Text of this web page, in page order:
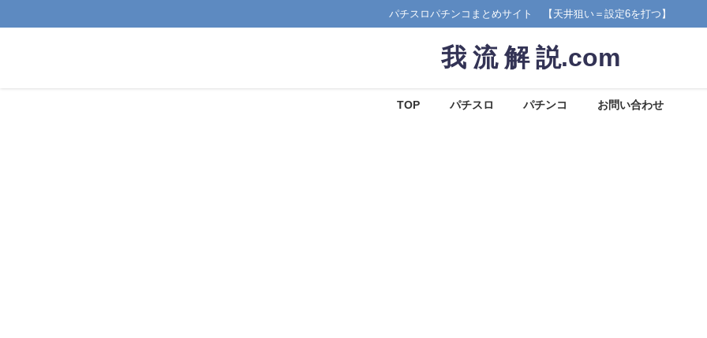
パチスロパチンコまとめサイト 【天井狙い＝設定6を打つ】
我 流 解 説.com
TOP パチスロ パチンコ お問い合わせ